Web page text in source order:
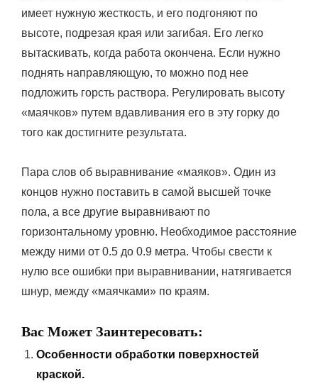
имеет нужную жесткость, и его подгоняют по
высоте, подрезая края или загибая. Его легко
вытаскивать, когда работа окончена. Если нужно
поднять направляющую, то можно под нее
подложить горсть раствора. Регулировать высоту
«маячков» путем вдавливания его в эту горку до
того как достигните результата.
Пара слов об выравнивание «маяков». Один из
концов нужно поставить в самой высшей точке
пола, а все другие выравнивают по
горизонтальному уровню. Необходимое расстояние
между ними от 0.5 до 0.9 метра. Чтобы свести к
нулю все ошибки при выравнивании, натягивается
шнур, между «маячками» по краям.
Вас Может Заинтересовать:
Особенности обработки поверхностей
краской.